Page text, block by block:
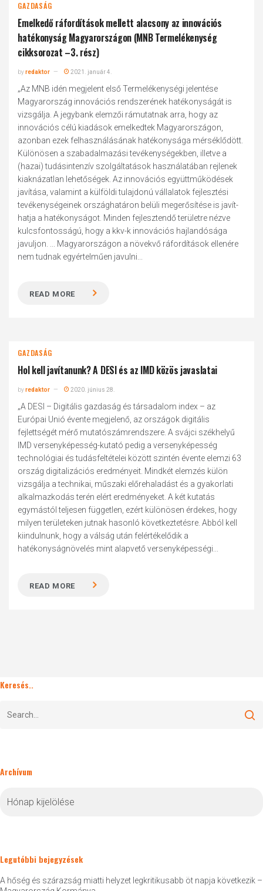
GAZDASÁG
Emelkedő ráfordítások mellett alacsony az innovációs
hatékonyság Magyarországon (MNB Termelékenység
cikksorozat –3. rész)
byredaktor 2021. január 4.
„Az MNB idén megjelent első Termelékenységi jelentése
Magyarország innovációs rendszerének hatékonyságát is
vizsgálja. A jegybank elemzői rámutatnak arra, hogy az
innovációs célú kiadások emelkedtek Magyarországon,
azonban ezek felhasználásának hatékonysága mérséklődött.
Különösen a szabadalmazási tevékenységekben, illetve a
(hazai) tudásintenzív szolgáltatások használatában rejlenek
kiaknázatlan lehetőségek. Az innovációs együttműködések
javítása, valamint a külföldi tulajdonú vállalatok fejlesztési
tevékenységeinek országhatáron belüli megerősítése is javít-
hatja a hatékonyságot. Minden fejlesztendő területre nézve
kulcsfontosságú, hogy a kkv-k innovációs hajlandósága
javuljon. ... Magyarországon a növekvő ráfordítások ellenére
nem tudnak egyértelműen javulni...
READ MORE
GAZDASÁG
Hol kell javítanunk? A DESI és az IMD közös javaslatai
byredaktor 2020. június 28.
„A DESI – Digitális gazdaság és társadalom index – az
Európai Unió évente megjelenő, az országok digitális
fejlettségét mérő mutatószámrendszere. A svájci székhelyű
IMD versenyképesség-kutató pedig a versenyképesség
technoló­giai és tudásfeltételei között szintén évente elemzi 63
ország digitalizációs eredményeit. Mindkét elemzés külön
vizsgálja a technikai, műszaki előrehaladást és a gyakorlati
alkalmazkodás terén elért eredményeket. A két kutatás
egymástól teljesen független, ezért különösen érdekes, hogy
milyen területeken jutnak hasonló következtetésre. Abból kell
kiindulnunk, hogy a válság után felértékelődik a
hatékonyságnövelés mint alapvető versenyképességi...
READ MORE
Keresés..
Archívum
Legutóbbi bejegyzések
A hőség és szárazság miatti helyzet legkritikusabb öt napja következik –